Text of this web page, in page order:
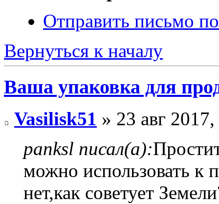
Отправить письмо
Вернуться к началу
Ваша упаковка для
Vasilisk51 » 23 авг
panksl писал(а):
можно использовать к
нет,как советует